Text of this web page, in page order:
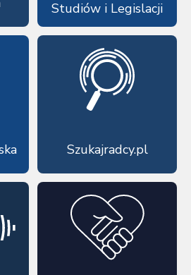
Studiów i Legislacji
Szukajradcy.pl